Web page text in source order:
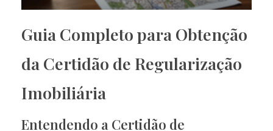
Guia Completo para Obtenção
da Certidão de Regularização
Imobiliária
Entendendo a Certidão de